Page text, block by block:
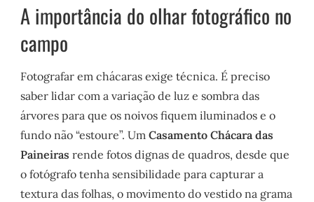
A importância do olhar fotográfico no
campo
Fotografar em chácaras exige técnica. É preciso
saber lidar com a variação de luz e sombra das
árvores para que os noivos fiquem iluminados e o
fundo não “estoure”. UmCasamento Chácara das
Paineiras rende fotos dignas de quadros, desde que
o fotógrafo tenha sensibilidade para capturar a
textura das folhas, o movimento do vestido na grama